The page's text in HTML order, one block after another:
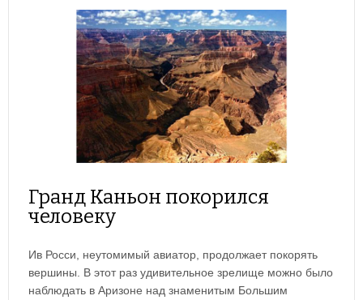
Гранд Каньон покорился
человеку
Ив Росси, неутомимый авиатор, продолжает покорять
вершины. В этот раз удивительное зрелище можно было
наблюдать в Аризоне над знаменитым Большим